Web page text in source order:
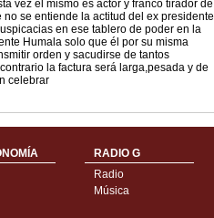
vez él mismo es actor y franco tirador de
se entiende la actitud del ex presidente
en ese tablero de poder en la
Humala solo que él por su misma
orden y sacudirse de tantos
la factura será larga,pesada y de
celebrar
RADIO G
Radio
Música